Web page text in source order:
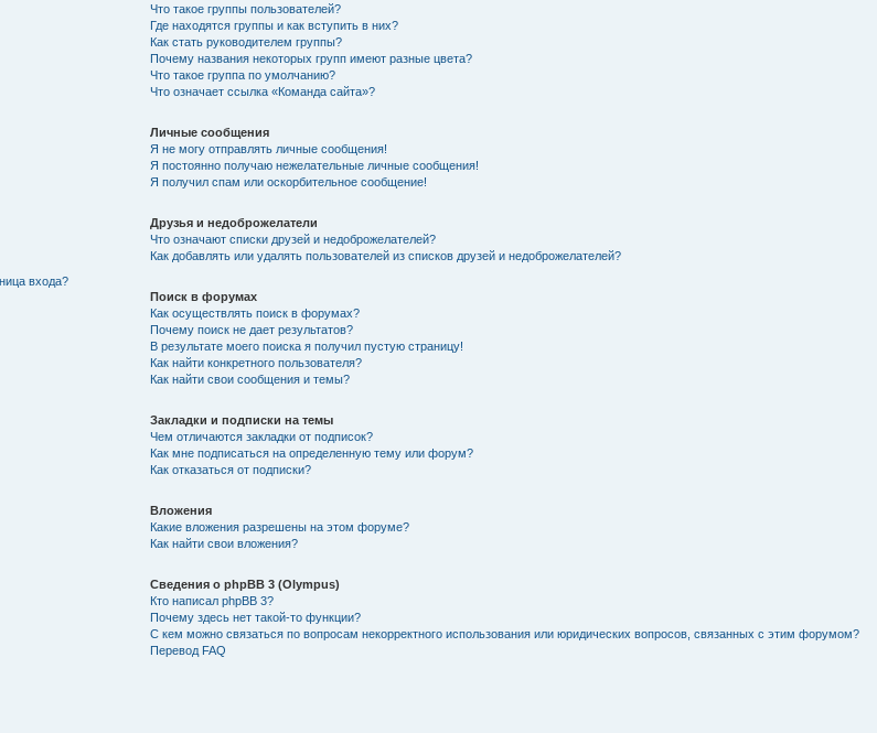
входа?
Что такое группы пользователей?
Где находятся группы и как вступить в них?
Как стать руководителем группы?
Почему названия некоторых групп имеют разные цвета?
Что такое группа по умолчанию?
Что означает ссылка «Команда сайта»?
Личные сообщения
Я не могу отправлять личные сообщения!
Я постоянно получаю нежелательные личные сообщения!
Я получил спам или оскорбительное сообщение!
Друзья и недоброжелатели
Что означают списки друзей и недоброжелателей?
Как добавлять или удалять пользователей из списков друзей и недоброжелателей?
Поиск в форумах
Как осуществлять поиск в форумах?
Почему поиск не дает результатов?
В результате моего поиска я получил пустую страницу!
Как найти конкретного пользователя?
Как найти свои сообщения и темы?
Закладки и подписки на темы
Чем отличаются закладки от подписок?
Как мне подписаться на определенную тему или форум?
Как отказаться от подписки?
Вложения
Какие вложения разрешены на этом форуме?
Как найти свои вложения?
Сведения о phpBB 3 (Olympus)
Кто написал phpBB 3?
Почему здесь нет такой-то функции?
С кем можно связаться по вопросам некорректного использования или юридических вопросов, связанных с этим форумом?
Перевод FAQ